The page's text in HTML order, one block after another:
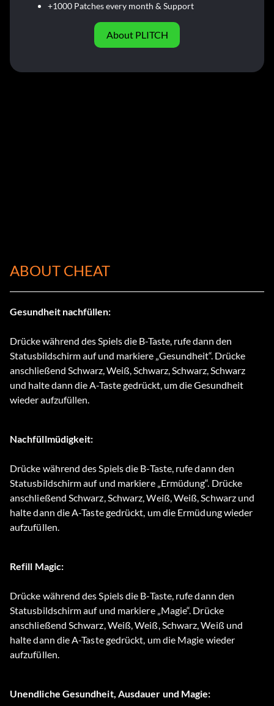
+1000 Patches every month & Support
About PLITCH
ABOUT CHEAT
Gesundheit nachfüllen:
Drücke während des Spiels die B-Taste, rufe dann den
Statusbildschirm auf und markiere „Gesundheit“. Drücke
anschließend Schwarz, Weiß, Schwarz, Schwarz, Schwarz
und halte dann die A-Taste gedrückt, um die Gesundheit
wieder aufzufüllen.
Nachfüllmüdigkeit:
Drücke während des Spiels die B-Taste, rufe dann den
Statusbildschirm auf und markiere „Ermüdung“. Drücke
anschließend Schwarz, Schwarz, Weiß, Weiß, Schwarz und
halte dann die A-Taste gedrückt, um die Ermüdung wieder
aufzufüllen.
Refill Magic:
Drücke während des Spiels die B-Taste, rufe dann den
Statusbildschirm auf und markiere „Magie“. Drücke
anschließend Schwarz, Weiß, Weiß, Schwarz, Weiß und
halte dann die A-Taste gedrückt, um die Magie wieder
aufzufüllen.
Unendliche Gesundheit, Ausdauer und Magie: